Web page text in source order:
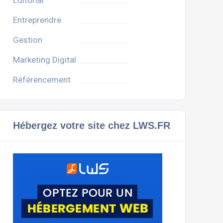
Entreprendre
Gestion
Marketing Digital
Référencement
Hébergez votre site chez LWS.FR